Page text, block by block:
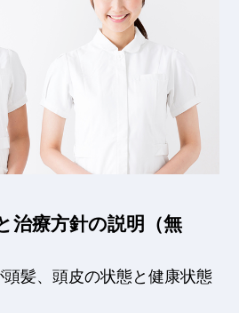
治療方針の説明（無
髪、頭皮の状態と健康状態